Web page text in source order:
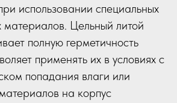
использовании специальных
материалов. Цельный литой
полную герметичность
применять их в условиях с
попадания влаги или
на корпус